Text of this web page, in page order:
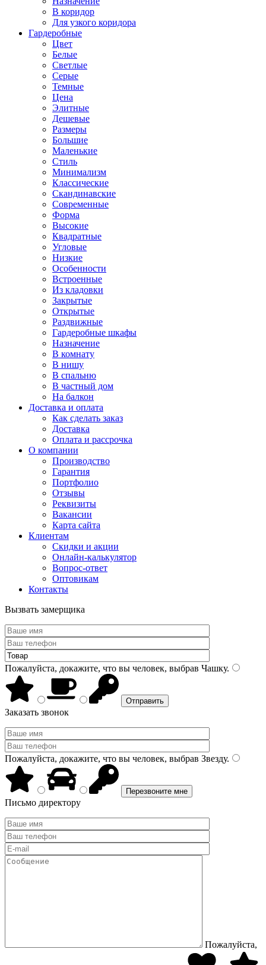
В коридор
Для узкого коридора
Гардеробные
Цвет
Белые
Светлые
Серые
Темные
Цена
Элитные
Дешевые
Размеры
Большие
Маленькие
Стиль
Минимализм
Классические
Скандинавские
Современные
Форма
Высокие
Квадратные
Угловые
Низкие
Особенности
Встроенные
Из кладовки
Закрытые
Открытые
Раздвижные
Гардеробные шкафы
Назначение
В комнату
В нишу
В спальню
В частный дом
На балкон
Доставка и оплата
Как сделать заказ
Доставка
Оплата и рассрочка
О компании
Производство
Гарантия
Портфолио
Отзывы
Реквизиты
Вакансии
Карта сайта
Клиентам
Скидки и акции
Онлайн-калькулятор
Вопрос-ответ
Оптовикам
Контакты
Вызвать замерщика
Пожалуйста, докажите, что вы человек, выбрав Чашку.
Заказать звонок
Пожалуйста, докажите, что вы человек, выбрав Звезду.
Письмо директору
Пожалуйста,